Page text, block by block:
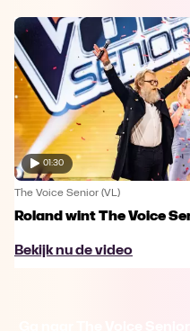
01:30
The Voice Senior (VL)
Roland wint The Voice
Bekijk nu de video